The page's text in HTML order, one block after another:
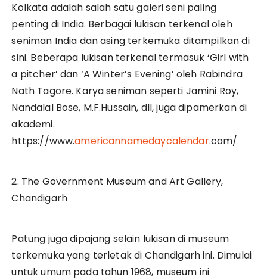
Kolkata adalah salah satu galeri seni paling
penting di India. Berbagai lukisan terkenal oleh
seniman India dan asing terkemuka ditampilkan di
sini. Beberapa lukisan terkenal termasuk ‘Girl with
a pitcher’ dan ‘A Winter’s Evening’ oleh Rabindra
Nath Tagore. Karya seniman seperti Jamini Roy,
Nandalal Bose, M.F.Hussain, dll, juga dipamerkan di
akademi.
https://www.americannamedaycalendar.com/
2. The Government Museum and Art Gallery,
Chandigarh
Patung juga dipajang selain lukisan di museum
terkemuka yang terletak di Chandigarh ini. Dimulai
untuk umum pada tahun 1968, museum ini